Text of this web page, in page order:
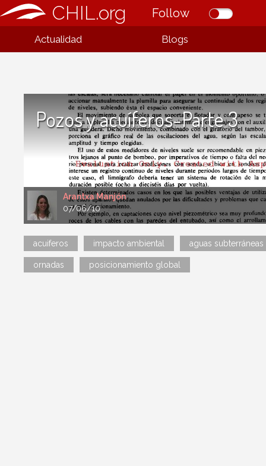
CHIL.org Follow
Actualidad Blogs
Arantxa Manjón
07/06/10
Pozos y acuíferos-Parte 3
acuiferos impacto ambiental aguas subterráneas
ornadas posicionamiento global